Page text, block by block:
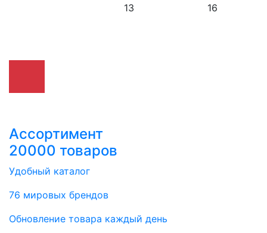
13
16
Ассортимент
20000 товаров
Удобный каталог
76 мировых брендов
Обновление товара каждый день